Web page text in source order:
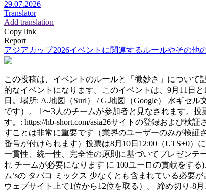
29.07.2026
Translator
Add translation
Copy link
Report
アジアカップ2026イベントに関連するルールやその他
この投稿は、イベントのルールと「微妙さ」について
的なイベントになります。このイベントは、9月11日
日。場所: A.地図（Surl） / G.地図（Google） 水ギセ
です）。 1〜3人のチームが参加者と見なされます。
す。: https://hb-short.com/asia26サイトの登録および
すことは非常に重要です（業界のユーザーのみが検証
番号が付けられます）投票は8月10日12:00（UTS+0）
一貫性、統一性、完全性の原則に基づいてプレゼンテ
れ チームが必要になります に 100ユーロの貢献をす
ム’sの タバコ ミックス 少なくとも含まれている必要
ウェブサイト上で1位から12位を取る）。 締め切り-8